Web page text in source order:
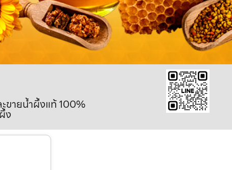
ขายน้ำผึ้งแท้ 100%
ง